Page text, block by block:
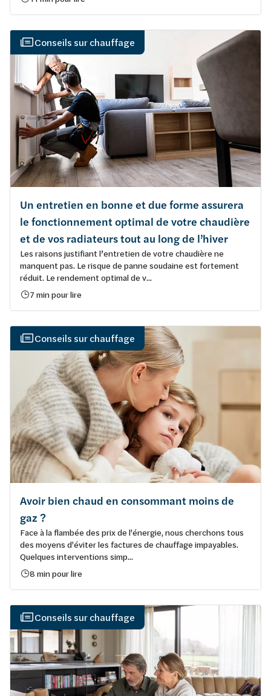
Conseils sur chauffage
Un entretien en bonne et due forme assurera
le fonctionnement optimal de votre chaudière
et de vos radiateurs tout au long de l’hiver
Les raisons justifiant l’entretien de votre chaudière ne
manquent pas. Le risque de panne soudaine est fortement
réduit. Le rendement optimal de v...
7 min pour lire
Conseils sur chauffage
Avoir bien chaud en consommant moins de
gaz ?
Face à la flambée des prix de l'énergie, nous cherchons tous
des moyens d'éviter les factures de chauffage impayables.
Quelques interventions simp...
8 min pour lire
Conseils sur chauffage